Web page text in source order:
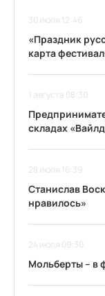
30 июля 12:46
«Праздник
карта
1 августа 08:30
складах
28 июля 16:39
Станислав
нравилось»
24 июля 09:30
Мольберты – в